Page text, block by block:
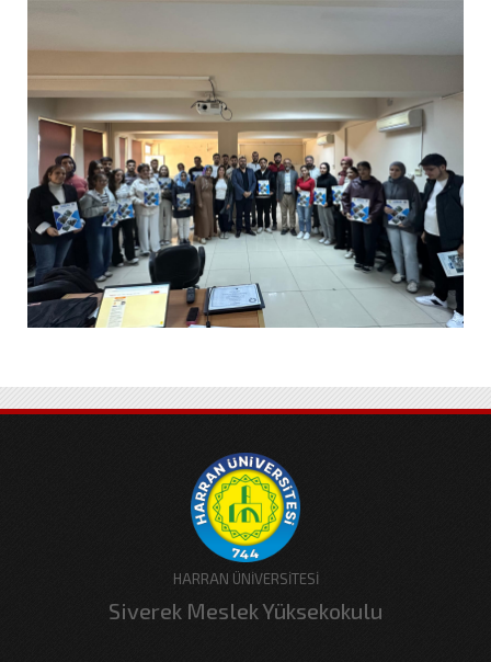
HARRAN ÜNİVERSİTESİ
Siverek Meslek Yüksekokulu